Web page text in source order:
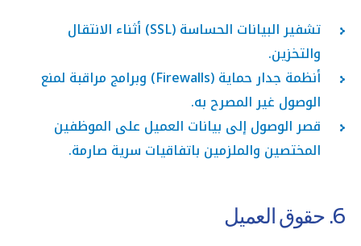
تشفير البيانات الحساسة (SSL) أثناء الانتقال
والتخزين.
أنظمة جدار حماية (Firewalls) وبرامج مراقبة لمنع
الوصول غير المصرح به.
قصر الوصول إلى بيانات العميل على الموظفين
المختصين والملزمين باتفاقيات سرية صارمة.
6. حقوق العميل